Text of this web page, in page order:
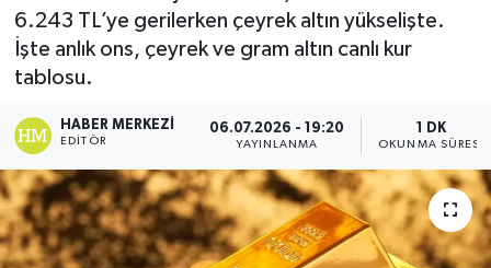
6.243 TL’ye gerilerken çeyrek altın yükselişte.
İşte anlık ons, çeyrek ve gram altın canlı kur
tablosu.
HABER MERKEZI
EDITÖR
06.07.2026 - 19:20
YAYINLANMA
1 DK
OKUNMA SÜRESI
Burhaniye
Dursunbey
Edremit
Son Dakika Haberleri